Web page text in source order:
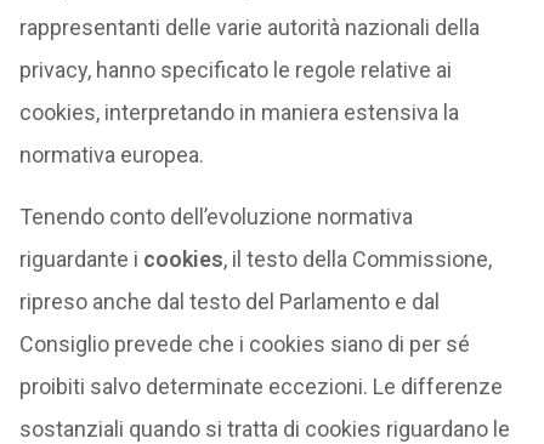
rappresentanti delle varie autorità nazionali della
privacy, hanno specificato le regole relative ai
cookies, interpretando in maniera estensiva la
normativa europea.
Tenendo conto dell’evoluzione normativa
riguardante i cookies, il testo della Commissione,
ripreso anche dal testo del Parlamento e dal
Consiglio prevede che i cookies siano di per sé
proibiti salvo determinate eccezioni. Le differenze
sostanziali quando si tratta di cookies riguardano le